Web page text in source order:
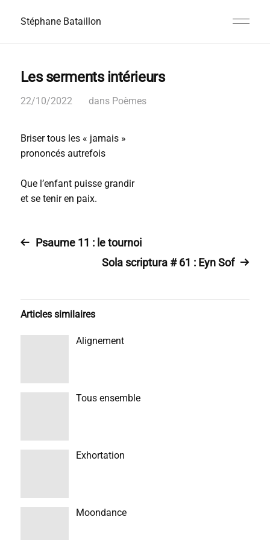
Stéphane Bataillon
Les serments intérieurs
22/10/2022 dans Poèmes
Briser tous les « jamais »
prononcés autrefois
Que l’enfant puisse grandir
et se tenir en paix.
Psaume 11 : le tournoi
Sola scriptura # 61 : Eyn Sof
Articles similaires
Alignement
Tous ensemble
Exhortation
Moondance